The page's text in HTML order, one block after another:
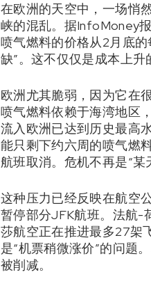
在欧洲的天空中，一场悄
峡的混乱。据InfoMoney
喷气燃料的价格从2月底
缺”。这不仅仅是成本上升
欧洲尤其脆弱，因为它在
喷气燃料依赖于海湾地区
流入欧洲已达到历史最高
能只剩下约六周的喷气燃
航班取消。危机不再是“某
这种压力已经反映在航空
暂停部分JFK航班。法航-
莎航空正在推进最多27架
是“机票稍微涨价”的问题
被削减。